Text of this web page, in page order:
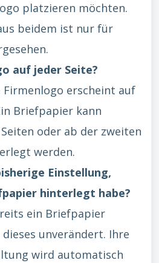
platzieren möchten.
beidem ist nur für
auf jeder Seite?
erscheint auf
Briefpapier kann
oder ab der zweiten
werden.
Einstellung,
hinterlegt habe?
ein Briefpapier
unverändert. Ihre
wird automatisch